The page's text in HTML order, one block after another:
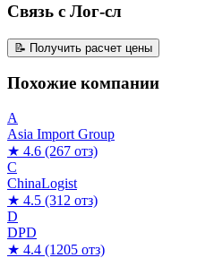
Связь с Лог-сл
📝 Получить расчет цены
Похожие компании
A
Asia Import Group
★ 4.6 (267 отз)
C
ChinaLogist
★ 4.5 (312 отз)
D
DPD
★ 4.4 (1205 отз)